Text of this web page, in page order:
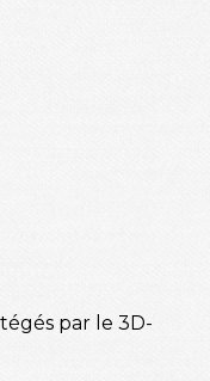
par le 3D-